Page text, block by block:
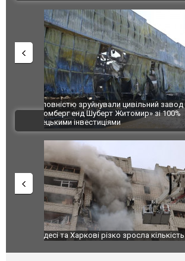
В Одесі та Харкові різко зросла
постраждалих від обстрілу РФ
ВІДЕО
У парламенті Косово прем'єра